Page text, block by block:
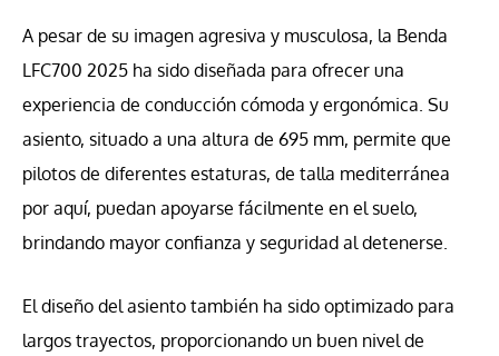
A pesar de su imagen agresiva y musculosa, la Benda
LFC700 2025 ha sido diseñada para ofrecer una
experiencia de conducción cómoda y ergonómica. Su
asiento, situado a una altura de 695 mm, permite que
pilotos de diferentes estaturas, de talla mediterránea
por aquí, puedan apoyarse fácilmente en el suelo,
brindando mayor confianza y seguridad al detenerse.
El diseño del asiento también ha sido optimizado para
largos trayectos, proporcionando un buen nivel de